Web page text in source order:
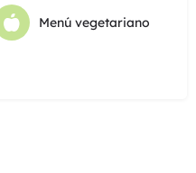
Menú vegetariano